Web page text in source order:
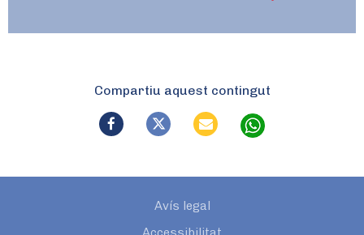
Compartiu aquest contingut
Avís legal